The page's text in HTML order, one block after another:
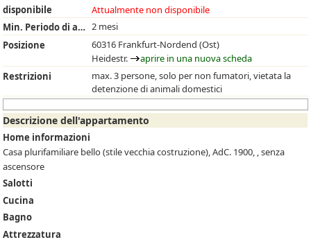
disponibile
Attualmente non disponibile
Min. Periodo di affitto 2 mesi
Posizione
60316 Frankfurt-Nordend (Ost)
Heidestr.
aprire in una nuova scheda
Restrizioni
max. 3 persone, solo per non fumatori, vietata la
detenzione di animali domestici
Descrizione dell'appartamento
Home informazioni
Casa plurifamiliare bello (stile vecchia costruzione), AdC. 1900, , senza
ascensore
Salotti
Cucina
Bagno
Attrezzatura